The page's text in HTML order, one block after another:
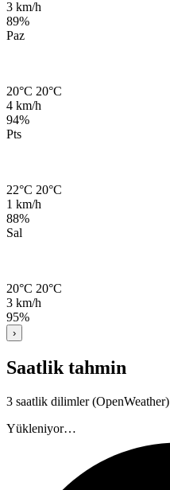
3 km/h
89%
Paz
20°C 20°C
4 km/h
94%
Pts
22°C 20°C
1 km/h
88%
Sal
20°C 20°C
3 km/h
95%
›
Saatlik tahmin
3 saatlik dilimler (OpenWeather)
Yükleniyor…